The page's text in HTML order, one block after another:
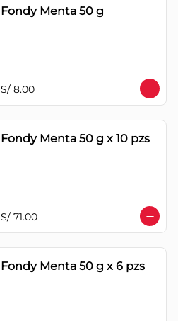
Fondy Menta 50 g
S/ 8.00
Fondy Menta 50 g x 10 pzs
S/ 71.00
Fondy Menta 50 g x 6 pzs